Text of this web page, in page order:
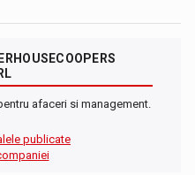
afaceri si management.
publicate